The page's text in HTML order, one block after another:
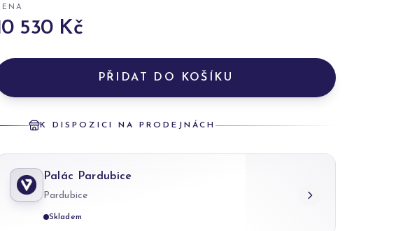
530 Kč
PŘIDAT DO KOŠÍKU
K DISPOZICI NA PRODEJNÁCH
Palác Pardubice
Pardubice
Skladem